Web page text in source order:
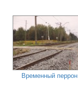
Временный перрон